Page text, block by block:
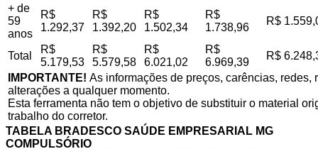
+ de
59
anos
R$
1.292,37
R$
1.392,20
R$
1.502,34
R$
1.738,96
R$
Total
R$
5.179,53
R$
5.579,58
R$
6.021,02
R$
6.969,39
R$
IMPORTANTE! As informações de preços, carências,
alterações a qualquer momento.
Esta ferramenta não tem o objetivo de substituir o material
trabalho do corretor.
TABELA BRADESCO SAÚDE EMPRESARIAL MG
COMPULSÓRIO